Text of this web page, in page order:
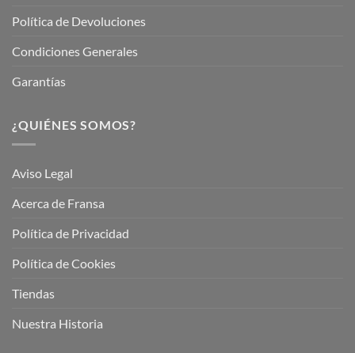
Política de Devoluciones
Condiciones Generales
Garantías
¿QUIÉNES SOMOS?
Aviso Legal
Acerca de Fransa
Política de Privacidad
Política de Cookies
Tiendas
Nuestra Historia